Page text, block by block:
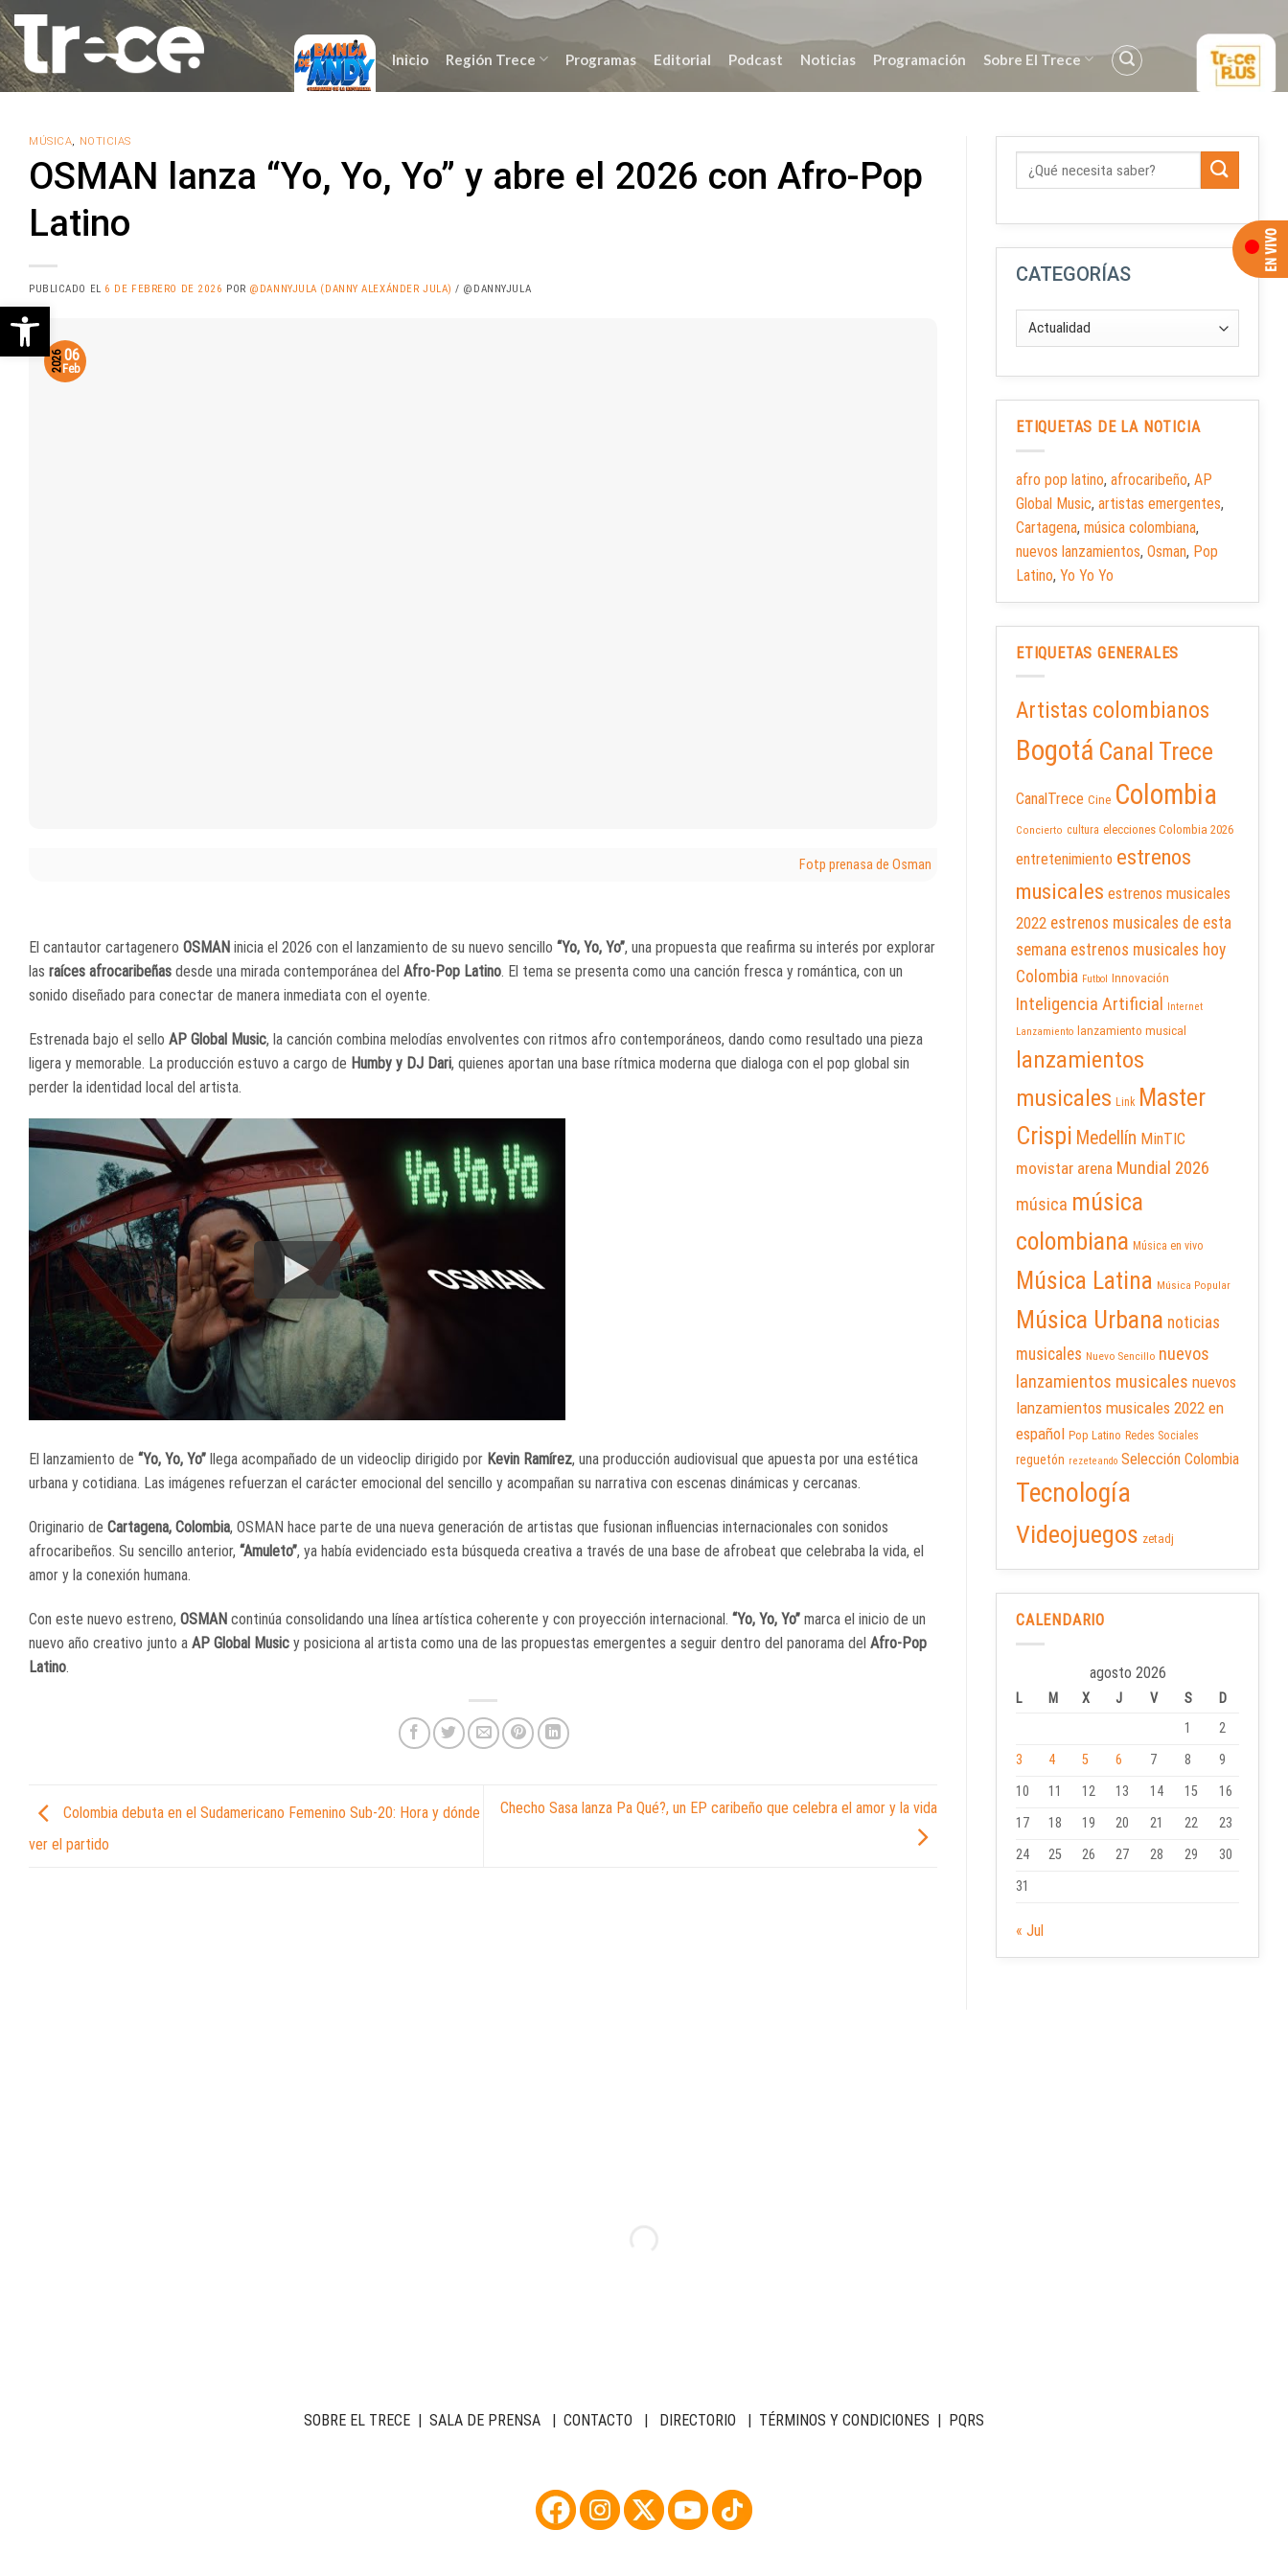
Saltar
al
contenido
Inicio Región Trece Programas Editorial Podcast Noticias Programación Sobre El Trece
MÚSICA, NOTICIAS
OSMAN lanza “Yo, Yo, Yo” y abre el 2026 con Afro-Pop
Latino
PUBLICADO EL 6 DE FEBRERO DE 2026 POR @DANNYJULA (DANNY ALEXÁNDER JULA) / @DANNYJULA
Fotp prenasa de Osman
06
Feb
2026
El cantautor cartagenero OSMAN inicia el 2026 con el lanzamiento de su nuevo sencillo “Yo, Yo, Yo”, una propuesta que reafirma su interés por explorar
las raíces afrocaribeñas desde una mirada contemporánea del Afro-Pop Latino. El tema se presenta como una canción fresca y romántica, con un
sonido diseñado para conectar de manera inmediata con el oyente.
Estrenada bajo el sello AP Global Music, la canción combina melodías envolventes con ritmos afro contemporáneos, dando como resultado una pieza
ligera y memorable. La producción estuvo a cargo de Humby y DJ Dari, quienes aportan una base rítmica moderna que dialoga con el pop global sin
perder la identidad local del artista.
El lanzamiento de “Yo, Yo, Yo” llega acompañado de un videoclip dirigido por Kevin Ramírez, una producción audiovisual que apuesta por una estética
urbana y cotidiana. Las imágenes refuerzan el carácter emocional del sencillo y acompañan su narrativa con escenas dinámicas y cercanas.
Originario de Cartagena, Colombia, OSMAN hace parte de una nueva generación de artistas que fusionan influencias internacionales con sonidos
afrocaribeños. Su sencillo anterior, “Amuleto”, ya había evidenciado esta búsqueda creativa a través de una base de afrobeat que celebraba la vida, el
amor y la conexión humana.
Con este nuevo estreno, OSMAN continúa consolidando una línea artística coherente y con proyección internacional. “Yo, Yo, Yo” marca el inicio de un
nuevo año creativo junto a AP Global Music y posiciona al artista como una de las propuestas emergentes a seguir dentro del panorama del Afro-Pop
Latino.
Colombia debuta en el Sudamericano Femenino Sub-20: Hora y dónde
ver el partido
Checho Sasa lanza Pa Qué?, un EP caribeño que celebra el amor y la vida
CATEGORÍAS
ETIQUETAS DE LA NOTICIA
afro pop latino, afrocaribeño, AP
Global Music, artistas emergentes,
Cartagena, música colombiana,
nuevos lanzamientos, Osman, Pop
Latino, Yo Yo Yo
ETIQUETAS GENERALES
Artistas colombianos
Bogotá Canal Trece
CanalTrece Cine Colombia
Concierto cultura elecciones Colombia 2026
entretenimiento estrenos
musicales estrenos musicales
2022 estrenos musicales de esta
semana estrenos musicales hoy
Colombia Futbol Innovación
Inteligencia Artificial
Internet
Lanzamiento
lanzamiento musical
lanzamientos
musicales Link Master
Crispi Medellín MinTIC
movistar arena Mundial 2026
música música
colombiana Música en vivo
Música Latina Música Popular
Música Urbana noticias
musicales Nuevo Sencillo nuevos
lanzamientos musicales nuevos
lanzamientos musicales 2022 en
español Pop Latino Redes Sociales
reguetón rezeteando Selección Colombia
Tecnología
Videojuegos zetadj
CALENDARIO
agosto 2026
L M X J V S
D
1
2
3
4 5 6 7 8
9
10
11 12 13 14 15
16
17
18 19 20 21 22
23
24
25 26 27 28 29
30
31
« Jul
SOBRE EL TRECE | SALA DE PRENSA | CONTACTO | DIRECTORIO | TÉRMINOS Y CONDICIONES | PQRS
Abrir barra de herramientas